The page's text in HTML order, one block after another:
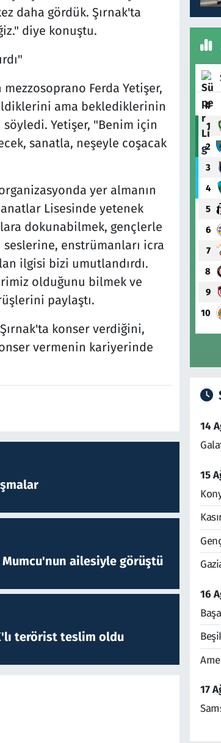
daha gördük. Şırnak'ta
diye konuştu.
Ferda Yetişer,
ama beklediklerinin
söyledi. Yetişer, "Benim için
sanatla, neşeyle coşacak
yer almanın
Lisesinde yetenek
dokunabilmek, gençlerle
enstrümanları icra
ilgisi bizi umutlandırdı.
olduğunu bilmek ve
paylaştı.
konser verdiğini,
vermenin kariyerinde
Mumcu'nun ailesiyle görüştü
terörist teslim oldu
#
1
2
3
4
5
6
7
8
9
10
14
15
16
17